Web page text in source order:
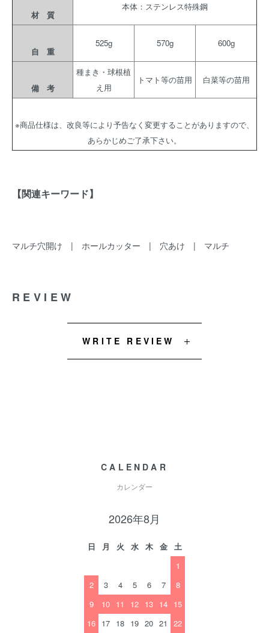
材 質
本体：ステンレス特殊鋼
自 重
525g 570g 600g
備 考
種まき・球根植
え用
トマト等の苗用 白菜等の苗用
※商品仕様は、改良等により予告なく変更することがありますので、
あらかじめご了承下さい。
【関連キーワード】
マルチ穴開け | ホールカッター | 穴あけ | マルチ
REVIEW
WRITE REVIEW
CALENDAR
カレンダー
2026年8月
日 月 火 水 木 金
土
1
2
3 4 5 6 7
8
9
10 11 12 13 14 15
16 17 18 19 20 21
22